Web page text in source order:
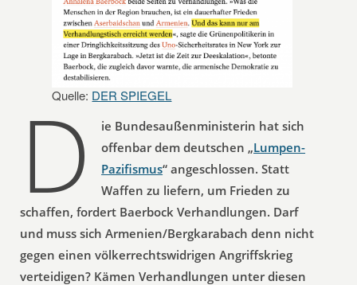
Quelle: DER SPIEGEL
D
ie Bundesaußenministerin hat sich
offenbar dem deutschen „Lumpen-
Pazifismus“ angeschlossen. Statt
Waffen zu liefern, um Frieden zu
schaffen, fordert Baerbock Verhandlungen. Darf
und muss sich Armenien/Bergkarabach denn nicht
gegen einen völkerrechtswidrigen Angriffskrieg
verteidigen? Kämen Verhandlungen unter diesen